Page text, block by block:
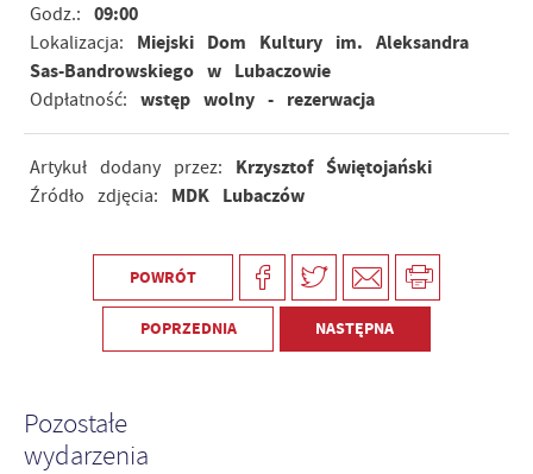
Godz.: 09:00
Lokalizacja:
Miejski Dom Kultury im. Aleksandra
Sas-Bandrowskiego w Lubaczowie
Odpłatność: wstęp wolny - rezerwacja
Artykuł dodany przez: Krzysztof Świętojański
Źródło zdjęcia: MDK Lubaczów
POWRÓT
POPRZEDNIA NASTĘPNA
Pozostałe
wydarzenia